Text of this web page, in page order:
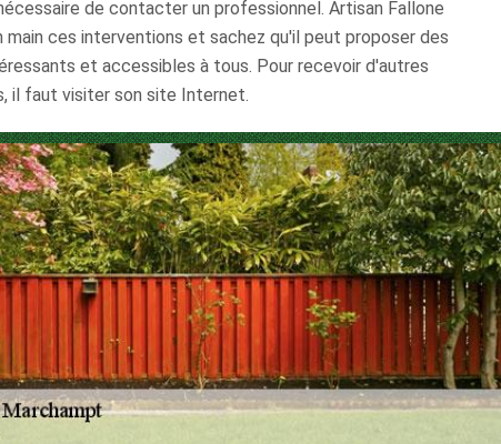
de contacter un professionnel. Artisan Fallone
main ces interventions et sachez qu'il peut proposer des
et accessibles à tous. Pour recevoir d'autres
il faut visiter son site Internet.